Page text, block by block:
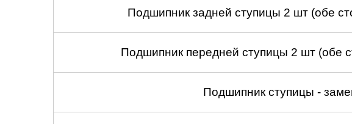
Подшипник задней ступицы 2 шт (обе
Подшипник передней ступицы 2 шт (обе
Подшипник ступицы -